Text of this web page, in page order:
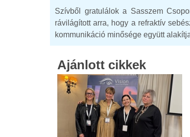
Szívből gratulálok a Sasszem
rávilágított arra, hogy a refraktív
kommunikáció minősége együtt
Ajánlott cikkek